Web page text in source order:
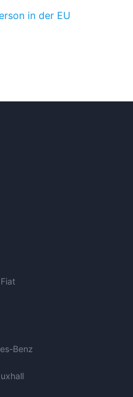
in der EU
Benz